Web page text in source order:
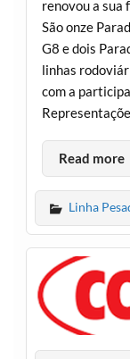
renovou a sua
São onze
G8 e dois
linhas
com a
Read more
Linha